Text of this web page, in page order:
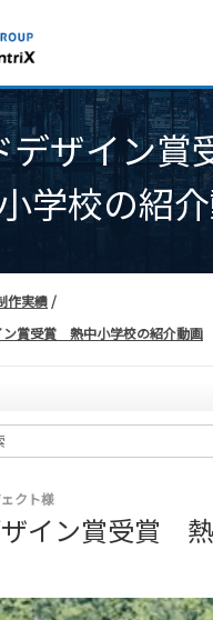
デザイン
学校の紹
作実績
ン賞受賞 熱中小学校の紹介動画
クト様
イン賞受賞